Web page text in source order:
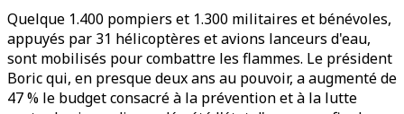
Quelque 1.400 pompiers et 1.300 militaires et bénévoles,
appuyés par 31 hélicoptères et avions lanceurs d'eau,
sont mobilisés pour combattre les flammes. Le président
Boric qui, en presque deux ans au pouvoir, a augmenté de
47 % le budget consacré à la prévention et à la lutte